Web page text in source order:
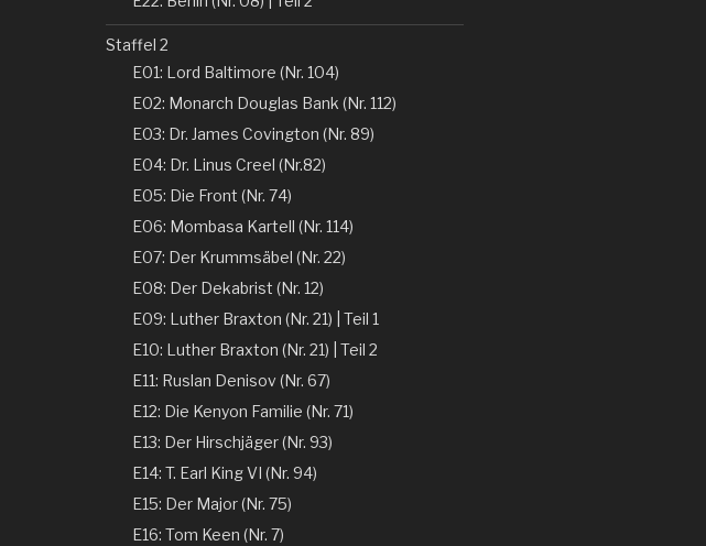
Staffel 2
E01: Lord Baltimore (Nr. 104)
E02: Monarch Douglas Bank (Nr. 112)
E03: Dr. James Covington (Nr. 89)
E04: Dr. Linus Creel (Nr.82)
E05: Die Front (Nr. 74)
E06: Mombasa Kartell (Nr. 114)
E07: Der Krummsäbel (Nr. 22)
E08: Der Dekabrist (Nr. 12)
E09: Luther Braxton (Nr. 21) | Teil 1
E10: Luther Braxton (Nr. 21) | Teil 2
E11: Ruslan Denisov (Nr. 67)
E12: Die Kenyon Familie (Nr. 71)
E13: Der Hirschjäger (Nr. 93)
E14: T. Earl King VI (Nr. 94)
E15: Der Major (Nr. 75)
E16: Tom Keen (Nr. 7)